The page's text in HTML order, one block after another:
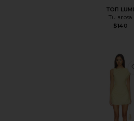
ТОП LUMI
Tularosa
$140